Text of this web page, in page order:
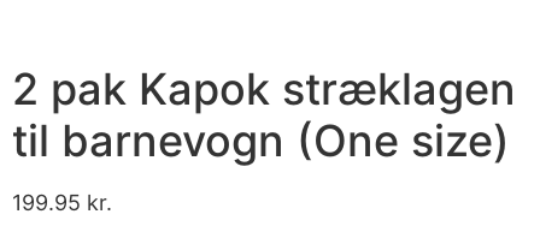
2 pak Kapok stræklagen
til barnevogn (One size)
199.95 kr.